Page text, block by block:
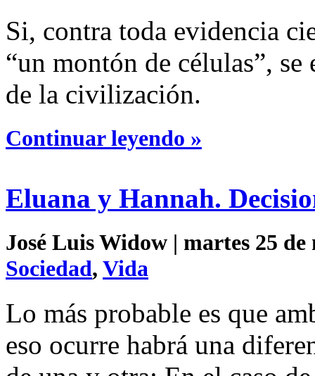
Si, contra toda evidencia
“un montón de células”, se
de la civilización.
Continuar leyendo »
Eluana y Hannah.
José Luis Widow | martes 25
Sociedad, Vida
Lo más probable es que
eso ocurre habrá una